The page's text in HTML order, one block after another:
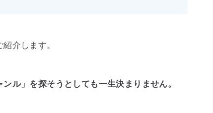
介します。
ンル」を探そうとしても一生決まりません。